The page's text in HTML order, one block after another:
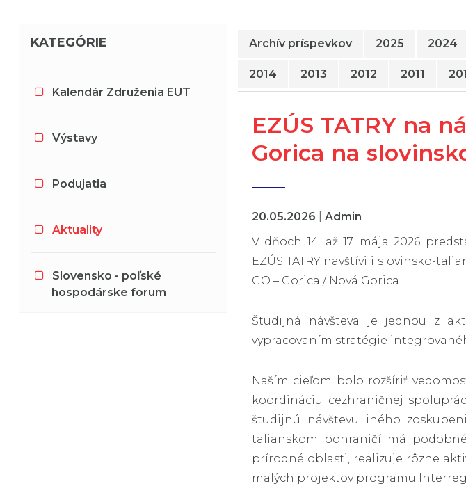
KATEGÓRIE
Kalendár Združenia EUT
Výstavy
Podujatia
Aktuality
Slovensko - poľské
hospodárske forum
Archív príspevkov 2025 2024
2014 2013 2012 2011
EZÚS TATRY na
Gorica na
20.05.2026
Admin
V dňoch 14. až 17. mája 2026
EZÚS TATRY navštívili slovinsko-
GO – Gorica / Nová Gorica.
Študijná návšteva je jednou z
vypracovaním stratégie
Naším cieľom bolo rozšíriť
koordináciu cezhraničnej
študijnú návštevu iného
talianskom pohraničí má
prírodné oblasti, realizuje rôzne
malých projektov programu Interreg